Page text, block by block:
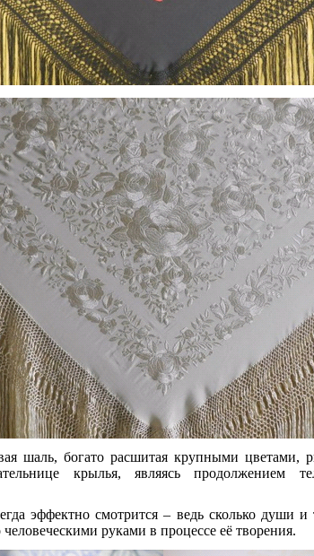
шаль, богато расшитая крупными цветами,
крылья, являясь продолжением
эффектно смотрится – ведь сколько души и
руками в процессе её творения.